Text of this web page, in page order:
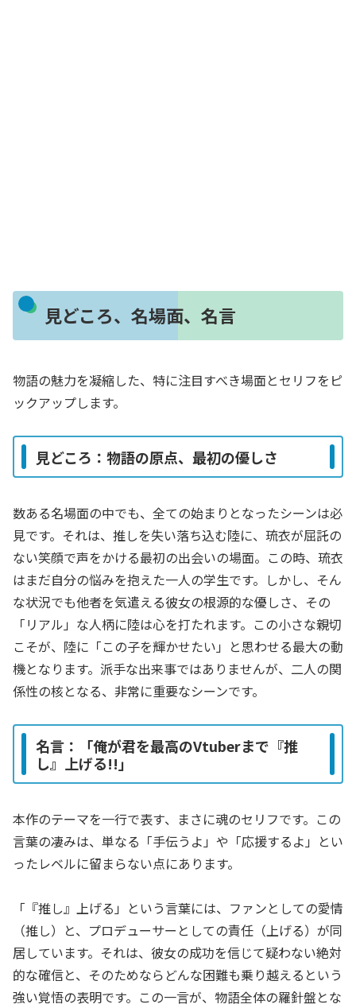
見どころ、名場面、名言
物語の魅力を凝縮した、特に注目すべき場面とセリフをピ
ックアップします。
見どころ：物語の原点、最初の優しさ
数ある名場面の中でも、全ての始まりとなったシーンは必
見です。それは、推しを失い落ち込む陸に、琉衣が屈託の
ない笑顔で声をかける最初の出会いの場面。この時、琉衣
はまだ自分の悩みを抱えた一人の学生です。しかし、そん
な状況でも他者を気遣える彼女の根源的な優しさ、その
「リアル」な人柄に陸は心を打たれます。この小さな親切
こそが、陸に「この子を輝かせたい」と思わせる最大の動
機となります。派手な出来事ではありませんが、二人の関
係性の核となる、非常に重要なシーンです。
名言：「俺が君を最高のVtuberまで『推
し』上げる!!」
本作のテーマを一行で表す、まさに魂のセリフです。この
言葉の凄みは、単なる「手伝うよ」や「応援するよ」とい
ったレベルに留まらない点にあります。
「『推し』上げる」という言葉には、ファンとしての愛情
（推し）と、プロデューサーとしての責任（上げる）が同
居しています。それは、彼女の成功を信じて疑わない絶対
的な確信と、そのためならどんな困難も乗り越えるという
強い覚悟の表明です。この一言が、物語全体の羅針盤とな